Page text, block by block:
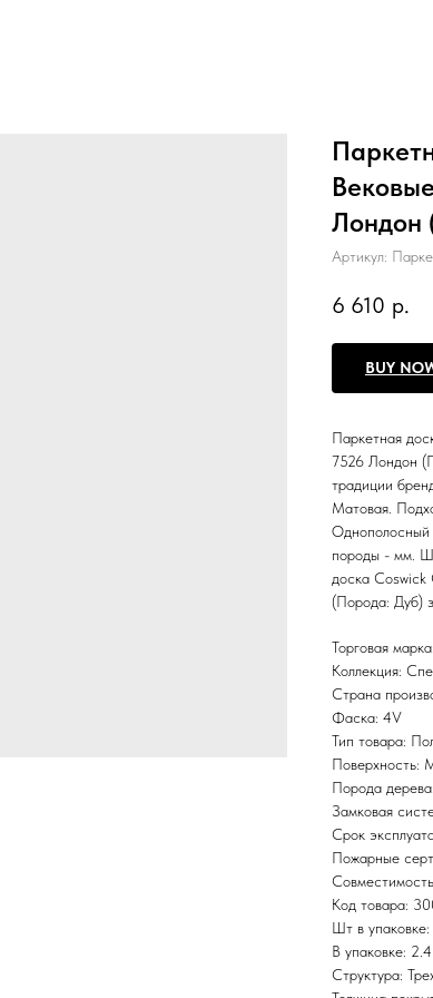
Лондон
Артикул:
6 610 р.
BUY
Паркетная
7526 Лондон
традиции
Матовая.
Однополосный
породы - мм.
доска
(Порода: Дуб)
Торговая
Коллекция:
Страна
Фаска: 4V
Тип товара:
Поверхность:
Порода
Замковая
Срок
Пожарные
Код товара:
Шт в упаковке:
В упаковке: 2.4
Структура: